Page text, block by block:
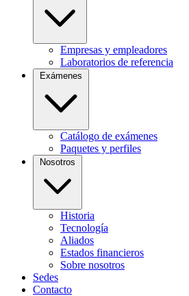
Empresas y empleadores
Laboratorios de referencia
Catálogo de exámenes
Paquetes y perfiles
Historia
Tecnología
Aliados
Estados financieros
Sobre nosotros
Sedes
Contacto